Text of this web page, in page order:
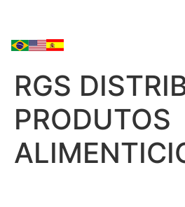
RGS
PRODUTOS